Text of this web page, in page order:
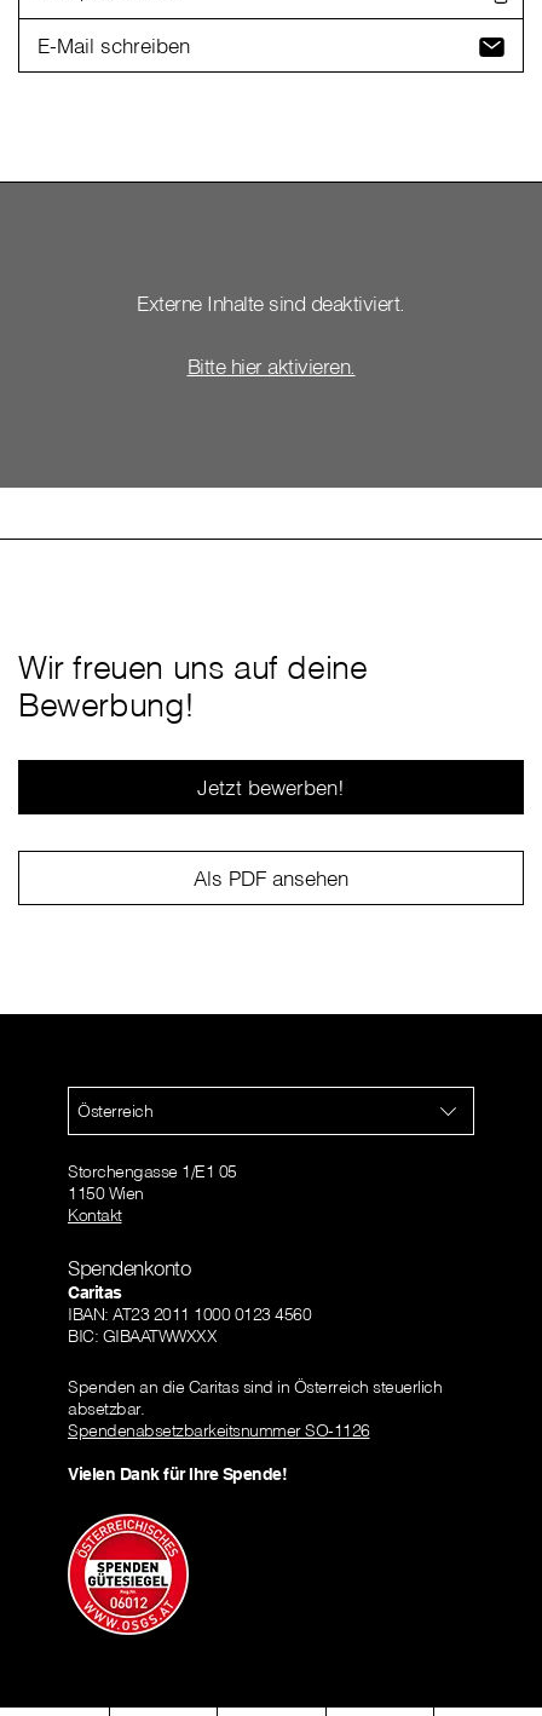
E-Mail schreiben
Externe Inhalte sind deaktiviert.
Bitte hier aktivieren.
Wir freuen uns auf deine
Bewerbung!
Jetzt bewerben!
Als PDF ansehen
Österreich
Storchengasse 1/E1 05
1150 Wien
Kontakt
Spendenkonto
Caritas
IBAN: AT23 2011 1000 0123 4560
BIC: GIBAATWWXXX
Spenden an die Caritas sind in Österreich steuerlich
absetzbar.
Spendenabsetzbarkeitsnummer SO-1126
Vielen Dank für Ihre Spende!